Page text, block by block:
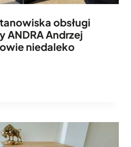
obsługi
ANDRA Andrzej
niedaleko